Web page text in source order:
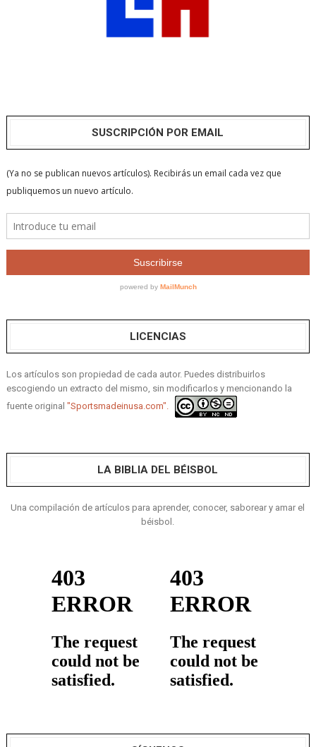
SUSCRIPCIÓN POR EMAIL
LICENCIAS
Los artículos son propiedad de cada autor. Puedes distribuirlos
escogiendo un extracto del mismo, sin modificarlos y mencionando la
fuente original "Sportsmadeinusa.com".
LA BIBLIA DEL BÉISBOL
Una compilación de artículos para aprender, conocer, saborear y amar el
béisbol.